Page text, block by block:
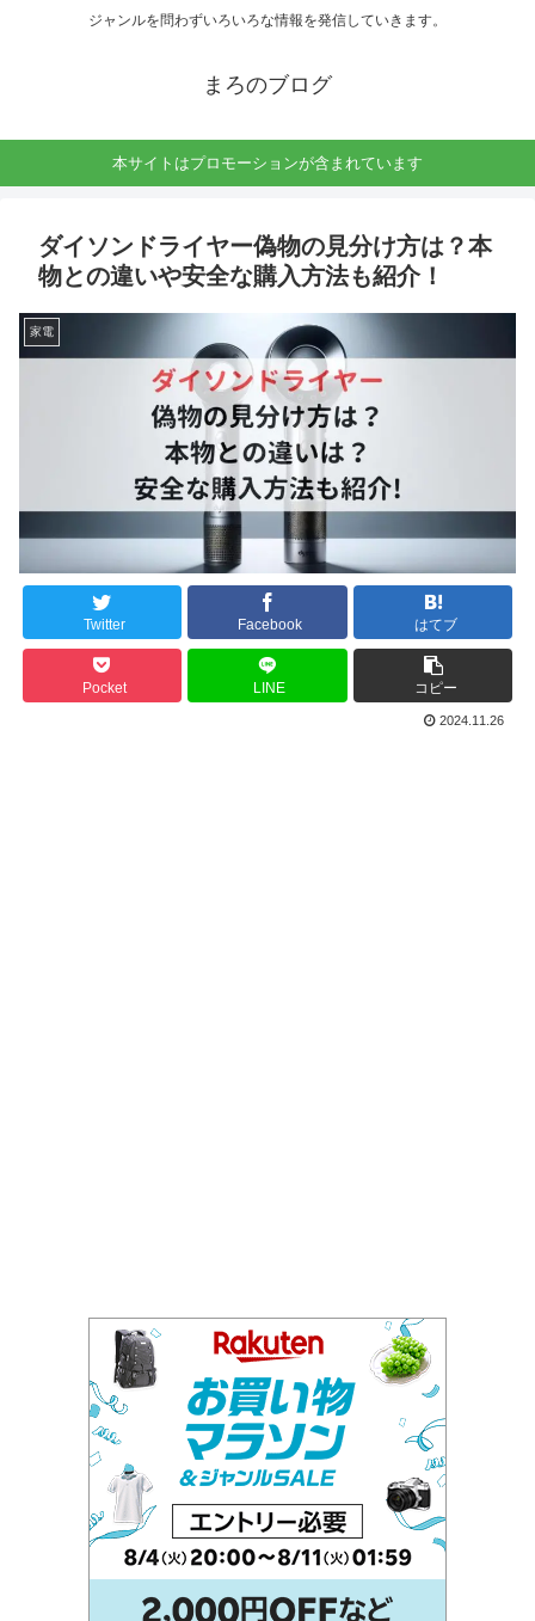
ジャンルを問わずいろいろな情報を発信していきます。
まろのブログ
本サイトはプロモーションが含まれています
ダイソンドライヤー偽物の見分け方は？本
物との違いや安全な購入方法も紹介！
家電
Twitter Facebook はてブ
Pocket LINE コピー
2024.11.26